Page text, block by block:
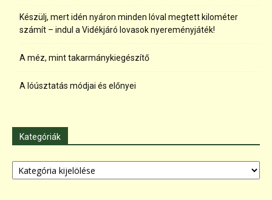
Készülj, mert idén nyáron minden lóval megtett kilométer
számít – indul a Vidékjáró lovasok nyereményjáték!
A méz, mint takarmánykiegészítő
A lóúsztatás módjai és előnyei
Kategóriák
Kategóriák